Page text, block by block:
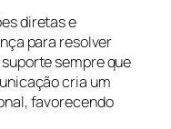
diretas e
para resolver
sempre que
cria um
favorecendo